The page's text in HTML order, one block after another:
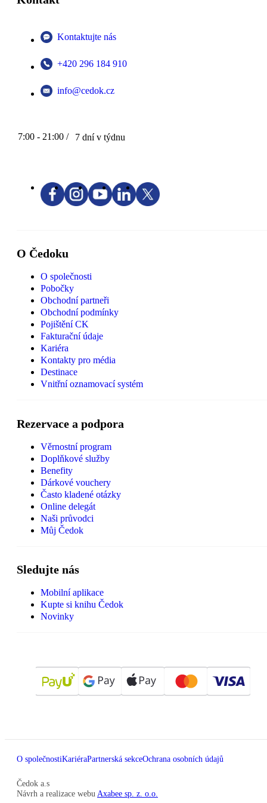
Kontaktujte nás
+420 296 184 910
info@cedok.cz
7:00 - 21:00 / 7 dní v týdnu
O Čedoku
O společnosti
Pobočky
Obchodní partneři
Obchodní podmínky
Pojištění CK
Fakturační údaje
Kariéra
Kontakty pro média
Destinace
Vnitřní oznamovací systém
Rezervace a podpora
Věrnostní program
Doplňkové služby
Benefity
Dárkové vouchery
Často kladené otázky
Online delegát
Naši průvodci
Můj Čedok
Sledujte nás
Mobilní aplikace
Kupte si knihu Čedok
Novinky
O společnostiKariéraPartnerská sekceOchrana osobních údajů
Čedok a.s
Návrh a realizace webu Axabee sp. z. o.o.